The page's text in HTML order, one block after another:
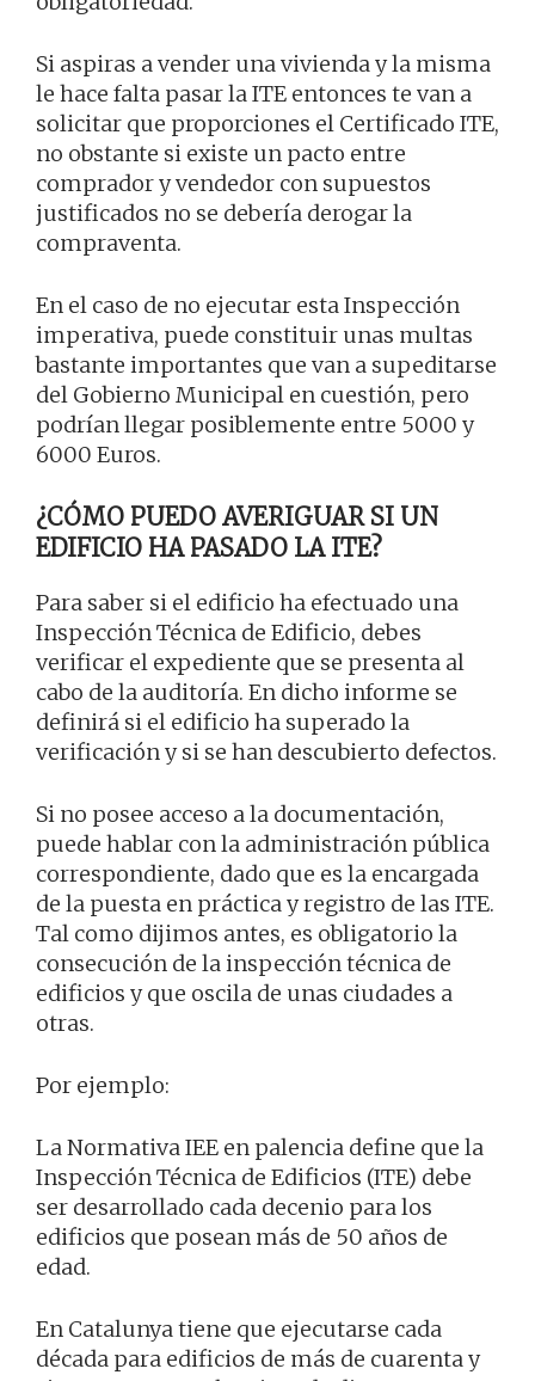
Si aspiras a vender una vivienda y la misma
le hace falta pasar la ITE entonces te van a
solicitar que proporciones el Certificado ITE,
no obstante si existe un pacto entre
comprador y vendedor con supuestos
justificados no se debería derogar la
compraventa.
En el caso de no ejecutar esta Inspección
imperativa, puede constituir unas multas
bastante importantes que van a supeditarse
del Gobierno Municipal en cuestión, pero
podrían llegar posiblemente entre 5000 y
6000 Euros.
¿CÓMO PUEDO AVERIGUAR SI UN
EDIFICIO HA PASADO LA ITE?
Para saber si el edificio ha efectuado una
Inspección Técnica de Edificio, debes
verificar el expediente que se presenta al
cabo de la auditoría. En dicho informe se
definirá si el edificio ha superado la
verificación y si se han descubierto defectos.
Si no posee acceso a la documentación,
puede hablar con la administración pública
correspondiente, dado que es la encargada
de la puesta en práctica y registro de las ITE.
Tal como dijimos antes, es obligatorio la
consecución de la inspección técnica de
edificios y que oscila de unas ciudades a
otras.
Por ejemplo:
La Normativa IEE en palencia define que la
Inspección Técnica de Edificios (ITE) debe
ser desarrollado cada decenio para los
edificios que posean más de 50 años de
edad.
En Catalunya tiene que ejecutarse cada
década para edificios de más de cuarenta y